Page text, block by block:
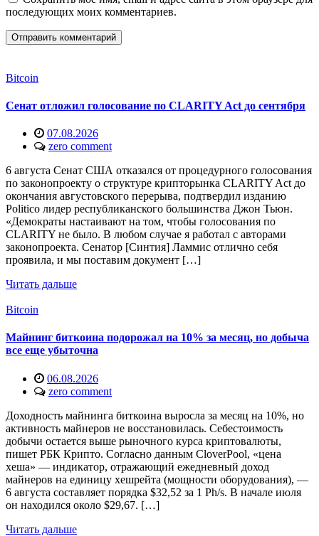
последующих моих комментариев.
Bitcoin
Сенат отложил голосование по CLARITY Act до сентября
07.08.2026
zero comment
6 августа Сенат США отказался от процедурного голосования
по законопроекту о структуре крипторынка CLARITY Act до
окончания августовского перерыва, подтвердил изданию
Politico лидер республиканского большинства Джон Тьюн.
«Демократы настаивают на том, чтобы голосования по
CLARITY не было. В любом случае я работал с авторами
законопроекта. Сенатор [Синтия] Ламмис отлично себя
проявила, и мы поставим документ […]
Читать дальше
Bitcoin
Майнинг биткоина подорожал на 10% за месяц, но добыча
все еще убыточна
06.08.2026
zero comment
Доходность майнинга биткоина выросла за месяц на 10%, но
активность майнеров не восстановилась. Себестоимость
добычи остается выше рыночного курса криптовалюты,
пишет РБК Крипто. Согласно данным CloverPool, «цена
хеша» — индикатор, отражающий ежедневный доход
майнеров на единицу хешрейта (мощности оборудования), —
6 августа составляет порядка $32,52 за 1 Ph/s. В начале июля
он находился около $29,67. […]
Читать дальше